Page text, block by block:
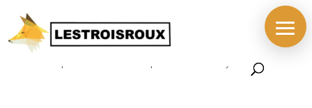
Accueil/BOUTIQUE/PIECES/PROMOTIONS
/ Pneu VEE
TIRE Speedbooster Elite Souple Tubeless Ready 20″ x 1.75″